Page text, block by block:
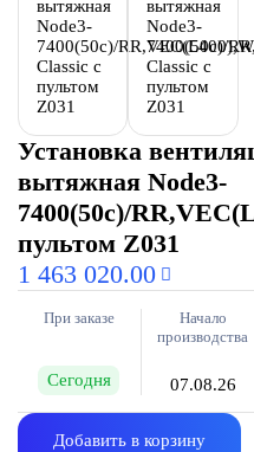
Установка
вытяжная Node3-
7400(50c)/
пультом Z031
1 463 020.00
При заказе
Сегодня
Начало
производства
07.08.26
Добавить в корзину